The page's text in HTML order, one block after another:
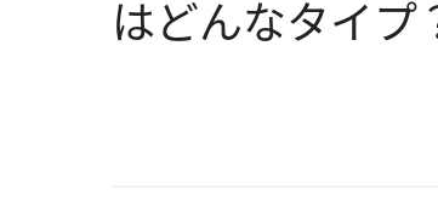
はどんなタイプ